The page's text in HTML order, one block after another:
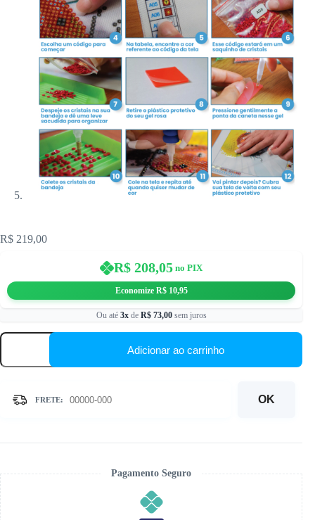
R$ 219,00
R$ 208,05 no PIX
Economize R$10,95
Ou até 3xde R$73,00sem juros
40x50cm
Africana
Pintura
quantidade
Adicionar ao carrinho
OK
Pagamento Seguro